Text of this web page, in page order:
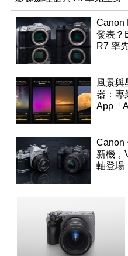
Canon
發表？
R7 率
風景與
器：專
App「
Canon
新機，
軸登場